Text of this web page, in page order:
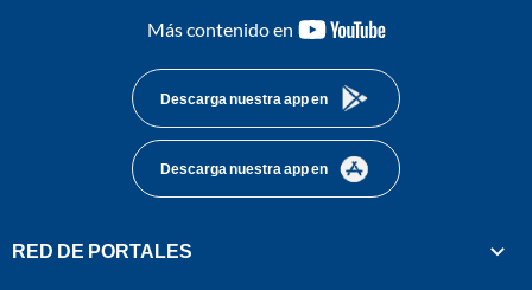
Más contenido en
youtube-
Descarga nuestra app en
Descarga nuestra app en
RED DE PORTALES